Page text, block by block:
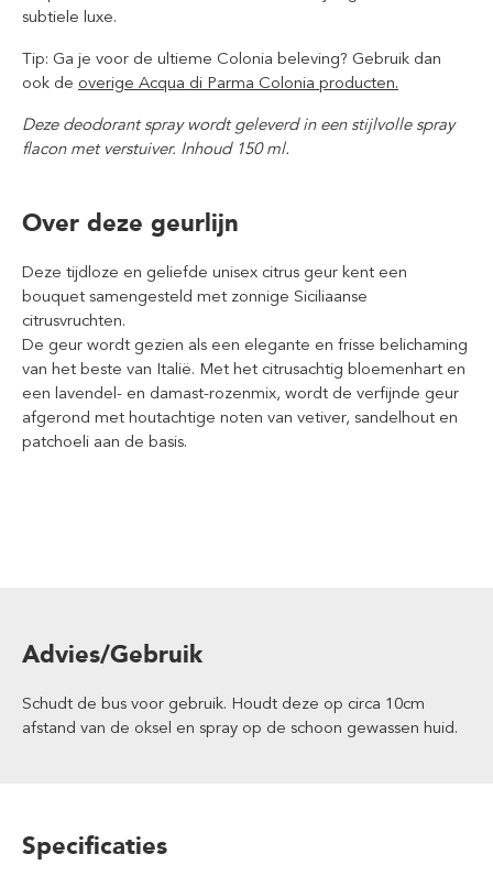
subtiele luxe.
Tip: Ga je voor de ultieme Colonia beleving? Gebruik dan
ook de overige Acqua di Parma Colonia producten.
Deze deodorant spray wordt geleverd in een stijlvolle spray
flacon met verstuiver. Inhoud 150 ml.
Over deze geurlijn
Deze tijdloze en geliefde unisex citrus geur kent een
bouquet samengesteld met zonnige Siciliaanse
citrusvruchten.
De geur wordt gezien als een elegante en frisse belichaming
van het beste van Italië. Met het citrusachtig bloemenhart en
een lavendel- en damast-rozenmix, wordt de verfijnde geur
afgerond met houtachtige noten van vetiver, sandelhout en
patchoeli aan de basis.
Advies/Gebruik
Schudt de bus voor gebruik. Houdt deze op circa 10cm
afstand van de oksel en spray op de schoon gewassen huid.
Specificaties